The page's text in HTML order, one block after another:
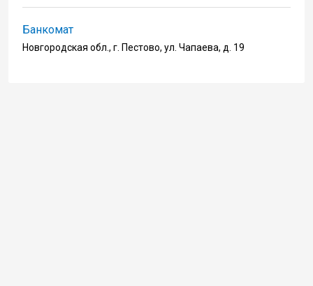
Банкомат
Новгородская обл., г. Пестово, ул. Чапаева, д. 19